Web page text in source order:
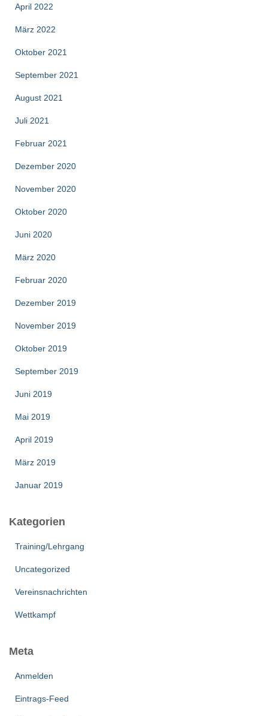
April 2022
März 2022
Oktober 2021
September 2021
August 2021
Juli 2021
Februar 2021
Dezember 2020
November 2020
Oktober 2020
Juni 2020
März 2020
Februar 2020
Dezember 2019
November 2019
Oktober 2019
September 2019
Juni 2019
Mai 2019
April 2019
März 2019
Januar 2019
Kategorien
Training/Lehrgang
Uncategorized
Vereinsnachrichten
Wettkampf
Meta
Anmelden
Eintrags-Feed